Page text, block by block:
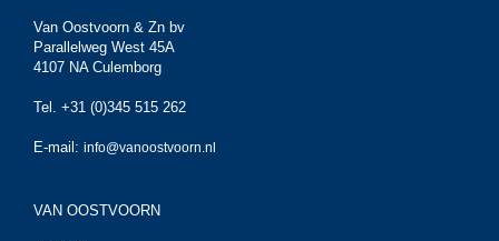
Van Oostvoorn & Zn bv
Parallelweg West 45A
4107 NA Culemborg
Tel. +31 (0)345 515 262
E-mail: info@vanoostvoorn.nl
VAN OOSTVOORN